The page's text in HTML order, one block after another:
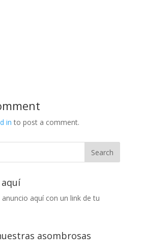
in to post a comment.
aquí con un link de tu
asombrosas